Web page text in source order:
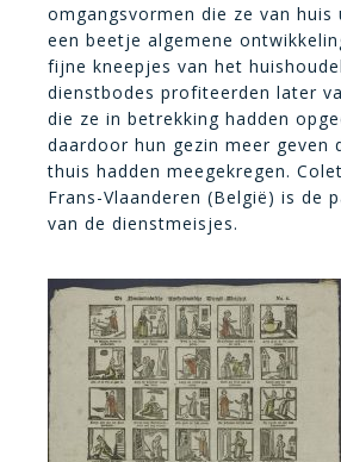
omgangsvormen die ze van huis
een beetje algemene
fijne kneepjes van het
dienstbodes profiteerden later
die ze in betrekking hadden
daardoor hun gezin meer geven
thuis hadden meegekregen.
Frans-Vlaanderen (België) is de
van de dienstmeisjes.